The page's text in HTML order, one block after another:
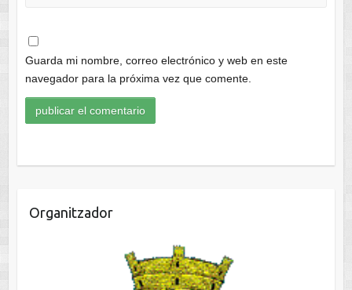
Guarda mi nombre, correo electrónico y web en este
navegador para la próxima vez que comente.
Organitzador